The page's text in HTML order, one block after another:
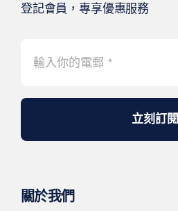
登記會員，專享優惠服務
立刻訂閱
關於我們